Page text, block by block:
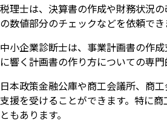
税理士は、決算書の作成や財務状況
の数値部分のチェックなどを依頼で
中小企業診断士は、事業計画書の作
に響く計画書の作り方についての専
日本政策金融公庫や商工会議所、商
支援を受けることができます。特に
ともあります。